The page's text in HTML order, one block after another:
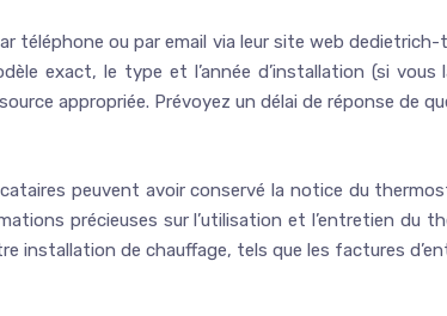
ou par email via leur site web dedietrich-
exact, le type et l’année d’installation (si vous
appropriée. Prévoyez un délai de réponse de
peuvent avoir conservé la notice du
précieuses sur l’utilisation et l’entretien du
installation de chauffage, tels que les factures